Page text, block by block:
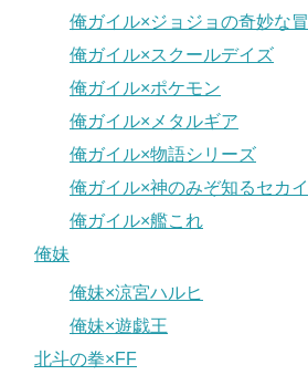
俺ガイル×ジョジョの奇妙な
俺ガイル×スクールデイズ
俺ガイル×ポケモン
俺ガイル×メタルギア
俺ガイル×物語シリーズ
俺ガイル×神のみぞ知るセカイ
俺ガイル×艦これ
俺妹
俺妹×涼宮ハルヒ
俺妹×遊戯王
北斗の拳×FF